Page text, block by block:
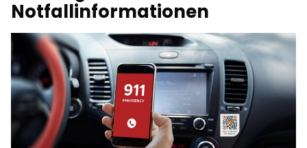
Notfallinformationen